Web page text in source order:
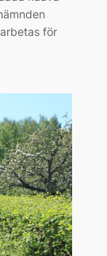
för